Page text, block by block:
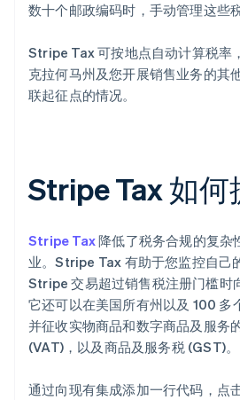
数十个邮政编码时，手动管理这些
Stripe Tax 可按地点自动计算税率
克拉何马州及您开展销售业务的其
联起征点的情况。
Stripe Tax 如何
Stripe Tax降低了税务合规的复杂
业。Stripe Tax 有助于您监控自己
Stripe 交易超过销售税注册门槛时
它还可以在美国所有州以及 100 多
并征收实物商品和数字商品及服务
(VAT)，以及商品及服务税 (GST)。
通过向现有集成添加一行代码，点